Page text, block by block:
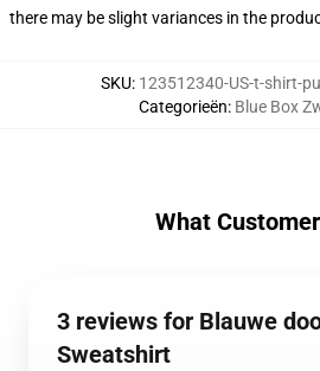
there may be slight variances in the
SKU: 123512340-US-t-shirt-
Categorieën: Blue Box
What
3 reviews for Blauwe
Sweatshirt